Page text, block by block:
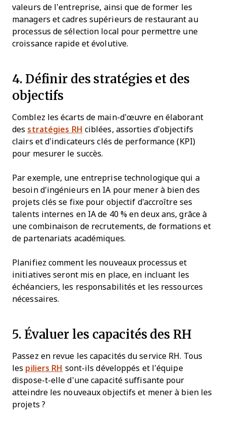
valeurs de l’entreprise, ainsi que de former les
managers et cadres supérieurs de restaurant au
processus de sélection local pour permettre une
croissance rapide et évolutive.
4. Définir des stratégies et des
objectifs
Comblez les écarts de main-d’œuvre en élaborant
des stratégies RH ciblées, assorties d’objectifs
clairs et d’indicateurs clés de performance (KPI)
pour mesurer le succès.
Par exemple, une entreprise technologique qui a
besoin d'ingénieurs en IA pour mener à bien des
projets clés se fixe pour objectif d'accroître ses
talents internes en IA de 40 % en deux ans, grâce à
une combinaison de recrutements, de formations et
de partenariats académiques.
Planifiez comment les nouveaux processus et
initiatives seront mis en place, en incluant les
échéanciers, les responsabilités et les ressources
nécessaires.
5. Évaluer les capacités des RH
Passez en revue les capacités du service RH. Tous
les piliers RH sont-ils développés et l’équipe
dispose-t-elle d’une capacité suffisante pour
atteindre les nouveaux objectifs et mener à bien les
projets ?